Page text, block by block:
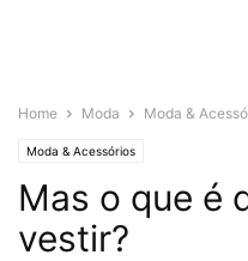
Home Moda Moda &
Moda & Acessórios
Mas o que é
vestir?